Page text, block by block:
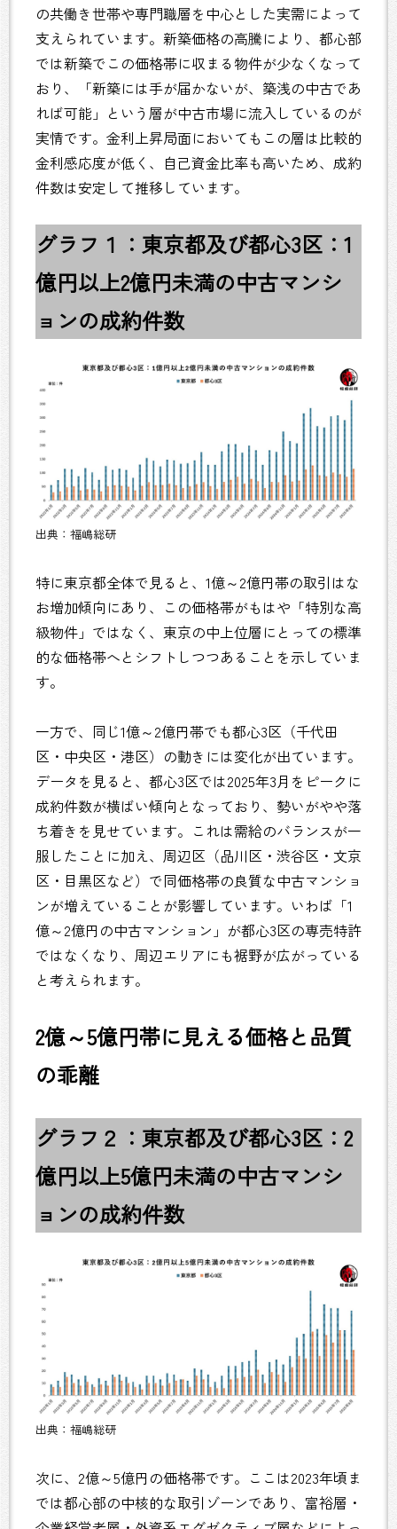
の共働き世帯や専門職層を中心とした実需によって
支えられています。新築価格の高騰により、都心部
では新築でこの価格帯に収まる物件が少なくなって
おり、「新築には手が届かないが、築浅の中古であ
れば可能」という層が中古市場に流入しているのが
実情です。金利上昇局面においてもこの層は比較的
金利感応度が低く、自己資金比率も高いため、成約
件数は安定して推移しています。
グラフ１：東京都及び都心3区：1
億円以上2億円未満の中古マンシ
ョンの成約件数
出典：福嶋総研
特に東京都全体で見ると、1億～2億円帯の取引はな
お増加傾向にあり、この価格帯がもはや「特別な高
級物件」ではなく、東京の中上位層にとっての標準
的な価格帯へとシフトしつつあることを示していま
す。
一方で、同じ1億～2億円帯でも都心3区（千代田
区・中央区・港区）の動きには変化が出ています。
データを見ると、都心3区では2025年3月をピークに
成約件数が横ばい傾向となっており、勢いがやや落
ち着きを見せています。これは需給のバランスが一
服したことに加え、周辺区（品川区・渋谷区・文京
区・目黒区など）で同価格帯の良質な中古マンショ
ンが増えていることが影響しています。いわば「1
億～2億円の中古マンション」が都心3区の専売特許
ではなくなり、周辺エリアにも裾野が広がっている
と考えられます。
2億～5億円帯に見える価格と品質
の乖離
グラフ２：東京都及び都心3区：2
億円以上5億円未満の中古マンシ
ョンの成約件数
出典：福嶋総研
次に、2億～5億円の価格帯です。ここは2023年頃ま
では都心部の中核的な取引ゾーンであり、富裕層・